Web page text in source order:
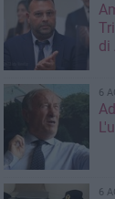
di
6
6